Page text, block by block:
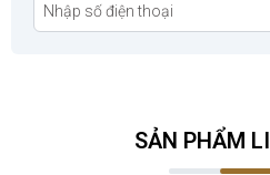
SẢN PHẨM